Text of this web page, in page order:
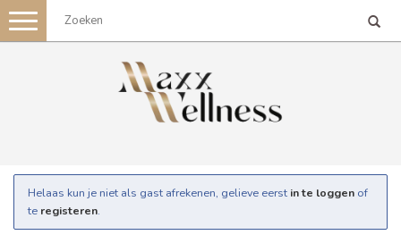
Toggle
navigation
Helaas kun je niet als gast afrekenen, gelieve eerst in te loggen of
te registeren.